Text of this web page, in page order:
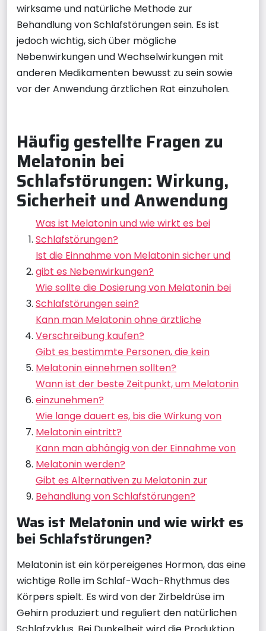
wirksame und natürliche Methode zur
Behandlung von Schlafstörungen sein. Es ist
jedoch wichtig, sich über mögliche
Nebenwirkungen und Wechselwirkungen mit
anderen Medikamenten bewusst zu sein sowie
vor der Anwendung ärztlichen Rat einzuholen.
Häufig gestellte Fragen zu
Melatonin bei
Schlafstörungen: Wirkung,
Sicherheit und Anwendung
Was ist Melatonin und wie wirkt es bei
Schlafstörungen?
Ist die Einnahme von Melatonin sicher und
gibt es Nebenwirkungen?
Wie sollte die Dosierung von Melatonin bei
Schlafstörungen sein?
Kann man Melatonin ohne ärztliche
Verschreibung kaufen?
Gibt es bestimmte Personen, die kein
Melatonin einnehmen sollten?
Wann ist der beste Zeitpunkt, um Melatonin
einzunehmen?
Wie lange dauert es, bis die Wirkung von
Melatonin eintritt?
Kann man abhängig von der Einnahme von
Melatonin werden?
Gibt es Alternativen zu Melatonin zur
Behandlung von Schlafstörungen?
Was ist Melatonin und wie wirkt es
bei Schlafstörungen?
Melatonin ist ein körpereigenes Hormon, das eine
wichtige Rolle im Schlaf-Wach-Rhythmus des
Körpers spielt. Es wird von der Zirbeldrüse im
Gehirn produziert und reguliert den natürlichen